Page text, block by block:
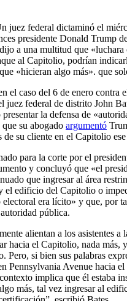
federal dictaminó el
presidente Donald Trump
a una multitud que «luchara
al Capitolio, podrían
«hicieran algo más». que
el caso del 6 de enero contra
juez federal de distrito John
la defensa de
su abogado argumentó
de su cliente en el Capitolio
para la corte por el
y concluyó que «el
que ingresar al área
el edificio del Capitolio o
era lícito» y que, por
pública.
alientan a los asistentes a
hacia el Capitolio, nada más,
Pero, si bien sus palabras
Pennsylvania Avenue hacia
implica que él estaba
más, tal vez ingresar al